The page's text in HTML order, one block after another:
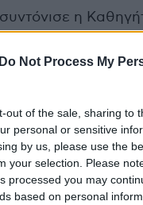
Do Not Process My
out of the sale, sharing to
personal or sensitive
by us, please use the
your selection. Please
processed you may
based on personal
η
στο
Αλεξάνδρα